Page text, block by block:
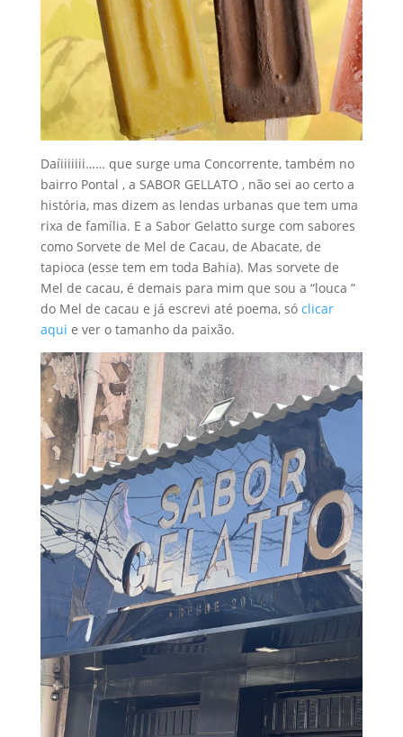
Daíiiiiiii…… que surge uma Concorrente, também no
bairro Pontal , a SABOR GELLATO , não sei ao certo a
história, mas dizem as lendas urbanas que tem uma
rixa de família. E a Sabor Gelatto surge com sabores
como Sorvete de Mel de Cacau, de Abacate, de
tapioca (esse tem em toda Bahia). Mas sorvete de
Mel de cacau, é demais para mim que sou a “louca ”
do Mel de cacau e já escrevi até poema, só clicar
aqui e ver o tamanho da paixão.